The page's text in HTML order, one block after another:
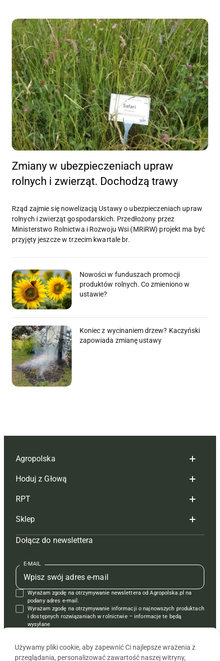
Zmiany w ubezpieczeniach upraw
rolnych i zwierząt. Dochodzą trawy
Rząd zajmie się nowelizacją Ustawy o ubezpieczeniach upraw
rolnych i zwierząt gospodarskich. Przedłożony przez
Ministerstwo Rolnictwa i Rozwoju Wsi (MRiRW) projekt ma być
przyjęty jeszcze w trzecim kwartale br.
Nowości w funduszach promocji
produktów rolnych. Co zmieniono w
ustawie?
Koniec z wycinaniem drzew? Kaczyński
zapowiada zmianę ustawy
Agropolska
Redakcja
Reklama
Tagi
Mapa serwisu
Kontakt
Regulamin
Polityka prywatności
Hoduj z Głową
Hoduj z głową bydło
Hoduj z głową świnie
Prenumerata
Redakcja
Kontakt
Reklama
RPT
Redakcja
Prenumerata
Reklama
Kontakt
Krzyżówki
Sklep
Czasopisma i prenumerata
Książki
Regulamin
Dołącz do newslettera
E-MAIL
Wyrażam zgodę na otrzymywanie newslettera od Agropolska.pl na
podany adres e-mail.
Wyrażam zgodę na otrzymywanie informacji o najnowszych produktach
i dostępnych rozwiązaniach w rolnictwie – informacje te będą
wysyłane
Używamy pliki cookie, aby zapewnić Ci najlepsze wrażenia z
przeglądania, personalizować zawartość naszej witryny,